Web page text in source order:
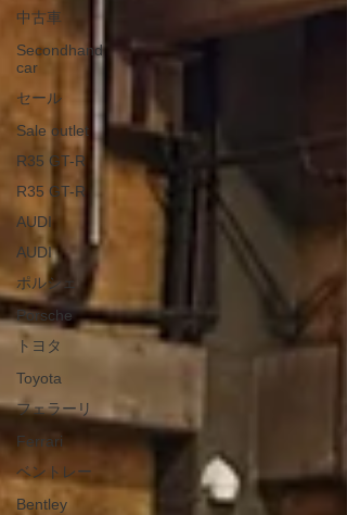
中古車
Secondhand
car
セール
Sale outlet
R35 GT-R
R35 GT-R
AUDI
AUDI
ポルシェ
Porsche
トヨタ
Toyota
フェラーリ
Ferrari
ベントレー
Bentley